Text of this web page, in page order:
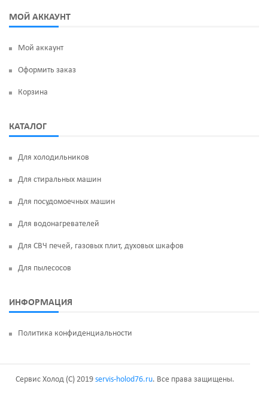
МОЙ АККАУНТ
Мой аккаунт
Оформить заказ
Корзина
КАТАЛОГ
Для холодильников
Для стиральных машин
Для посудомоечных машин
Для водонагревателей
Для СВЧ печей, газовых плит, духовых шкафов
Для пылесосов
ИНФОРМАЦИЯ
Политика конфиденциальности
Сервис Холод (C) 2019 servis-holod76.ru. Все права защищены.